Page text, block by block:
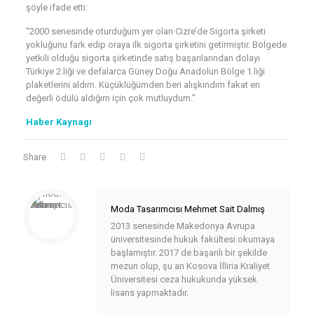
şöyle ifade etti:
“2000 senesinde oturduğum yer olan Cizre’de Sigorta şirketi
yokluğunu fark edip oraya ilk sigorta şirketini getirmiştir. Bölgede
yetkili olduğu sigorta şirketinde satış başarılarından dolayı
Türkiye 2.liği ve defalarca Güney Doğu Anadolun Bölge 1.liği
plaketlerini aldım. Küçüklüğümden beri alışkındım fakat en
değerli ödülü aldığım için çok mutluydum.”
Haber Kaynagı
Share
Moda Tasarımcısı Mehmet Sait Dalmış
2013 senesinde Makedonya Avrupa
üniversitesinde hukuk fakültesi okumaya
başlamıştır. 2017 de başarılı bir şekilde
mezun olup, şu an Kosova İlliria Kraliyet
Üniversitesi ceza hukukunda yüksek
lisans yapmaktadır.